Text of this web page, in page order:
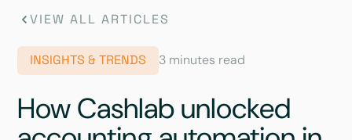
VIEW ALL ARTICLES
INSIGHTS & TRENDS 3 minutes read
How Cashlab unlocked